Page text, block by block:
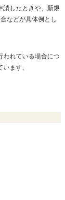
請したときや、新規
などが具体例とし
われている場合につ
ます。